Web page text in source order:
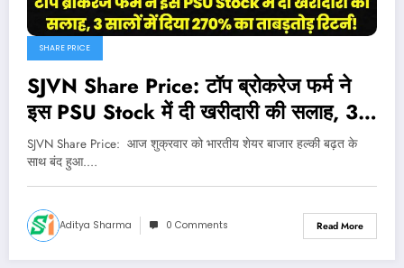
SHARE PRICE
SJVN Share Price: टॉप ब्रोकरेज फर्म ने
इस PSU Stock में दी खरीदारी की सलाह, 3
सालों में दिया 303% का ताबड़तोड़ रिटर्न!
SJVN Share Price: आज शुक्रवार को भारतीय शेयर बाजार हल्की बढ़त के
साथ बंद हुआ.…
Aditya Sharma 0 Comments Read More